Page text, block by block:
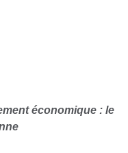
économique : le